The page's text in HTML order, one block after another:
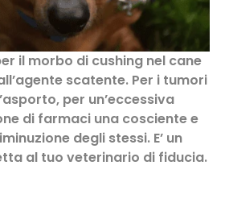
il morbo di cushing nel cane
scatente. Per i tumori
per un’eccessiva
di farmaci una cosciente e
degli stessi. E’ un
al tuo veterinario di fiducia.